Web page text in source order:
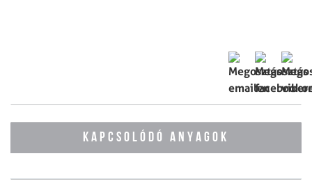
KAPCSOLÓDÓ ANYAGOK